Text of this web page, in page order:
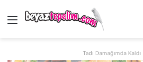
Menü
Tadı Damağımda Kaldı